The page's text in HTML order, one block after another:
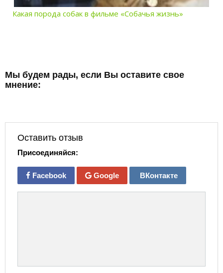
Какая порода собак в фильме «Собачья жизнь»
Мы будем рады, если Вы оставите свое
мнение:
Оставить отзыв
Присоединяйся:
Facebook Google ВКонтакте